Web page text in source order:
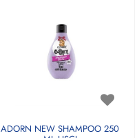
ADORN NEW SHAMPOO 250